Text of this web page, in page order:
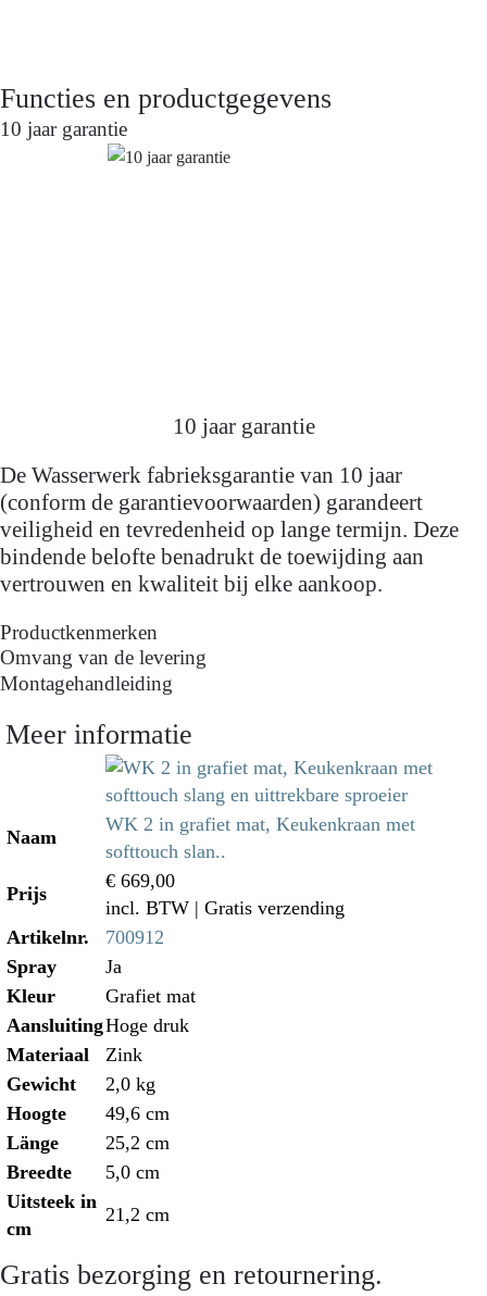
Functies en productgegevens
10 jaar garantie
10 jaar garantie
De Wasserwerk fabrieksgarantie van 10 jaar
(conform de garantievoorwaarden) garandeert
veiligheid en tevredenheid op lange termijn. Deze
bindende belofte benadrukt de toewijding aan
vertrouwen en kwaliteit bij elke aankoop.
Productkenmerken
Omvang van de levering
Montagehandleiding
Meer informatie
Naam
WK 2 in grafiet mat, Keukenkraan met
softtouch slan..
Prijs
€ 669,00
incl. BTW | Gratis verzending
Artikelnr.
700912
Spray
Ja
Kleur
Grafiet mat
AansluitingHoge druk
Materiaal
Zink
Gewicht
2,0 kg
Hoogte
49,6 cm
Länge
25,2 cm
Breedte
5,0 cm
Uitsteek in
cm
21,2 cm
Gratis bezorging en retournering.